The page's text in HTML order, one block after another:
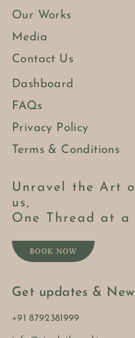
Our Works
Media
Contact Us
Dashboard
FAQs
Privacy Policy
Terms & Conditions
Unravel the Art
us,
One Thread at a
BOOK NOW
Get updates &
+91 8792381999